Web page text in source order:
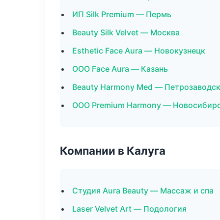
ИП Silk Premium — Пермь
Beauty Silk Velvet — Москва
Esthetic Face Aura — Новокузнецк
ООО Face Aura — Казань
Beauty Harmony Med — Петрозаводск
ООО Premium Harmony —
Компании в Калуга
Студия Aura Beauty — Массаж и спа
Laser Velvet Art — Подология